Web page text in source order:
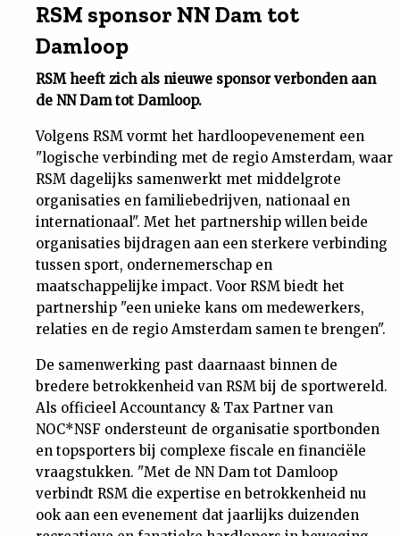
RSM sponsor NN Dam tot
Damloop
RSM heeft zich als nieuwe sponsor verbonden aan
de NN Dam tot Damloop.
Volgens RSM vormt het hardloopevenement een
"logische verbinding met de regio Amsterdam, waar
RSM dagelijks samenwerkt met middelgrote
organisaties en familiebedrijven, nationaal en
internationaal". Met het partnership willen beide
organisaties bijdragen aan een sterkere verbinding
tussen sport, ondernemerschap en
maatschappelijke impact. Voor RSM biedt het
partnership "een unieke kans om medewerkers,
relaties en de regio Amsterdam samen te brengen".
De samenwerking past daarnaast binnen de
bredere betrokkenheid van RSM bij de sportwereld.
Als officieel Accountancy & Tax Partner van
NOC*NSF ondersteunt de organisatie sportbonden
en topsporters bij complexe fiscale en financiële
vraagstukken. "Met de NN Dam tot Damloop
verbindt RSM die expertise en betrokkenheid nu
ook aan een evenement dat jaarlijks duizenden